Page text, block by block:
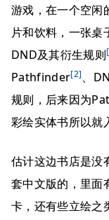
游戏，在一个空闲
片和饮料，一张桌
DND及其衍生规则
Pathfinder[2]、
规则，后来因为
彩绘实体书所以就
估计这边书店是没
套中文版的，里面
卡，还有些立绘之